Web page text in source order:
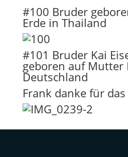
#100 Bruder
Erde in Thailand
#101 Bruder Kai
geboren auf Mutter
Deutschland
Frank danke für das